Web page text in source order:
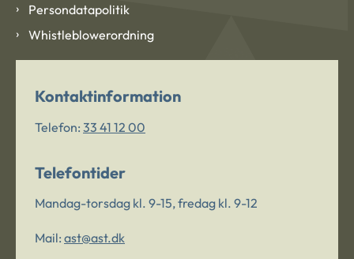
Persondatapolitik
Whistleblowerordning
Kontaktinformation
Telefon: 33 41 12 00
Telefontider
Mandag-torsdag kl. 9-15, fredag kl. 9-12
Mail: ast@ast.dk